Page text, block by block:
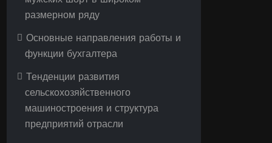
размерном ряду
Основные направления работы и
функции бухгалтера
Тенденции развития
сельскохозяйственного
машиностроения и структура
предприятий отрасли